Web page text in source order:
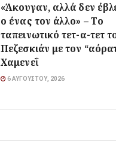
«Άκουγαν, αλλά δεν
ο ένας τον άλλο» – Το
ταπεινωτικό τετ-α-τετ
Πεζεσκιάν με τον
Χαμενεΐ
6 ΑΥΓΟΎΣΤΟΥ, 2026